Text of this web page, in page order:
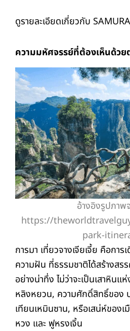
ดูรายละเอียดเกี่ยวกับ
ความมหัศจรรย์ที่ต้องเห็นด้วย
อ้างอิงรูปภาพ
https://
park-
การมา เที่ยวจางเจียเจี้ย คือกา
ความฝัน ที่ธรรมชาติได้สร้างสร
อย่างน่าทึ่ง ไม่ว่าจะเป็นเสาหินแ
หลิงหยวน, ความศักดิ์สิทธิ์ของ
เทียนเหมินซาน, หรือเสน่ห์ของ
หวง และ ฟูหรงเจิ้น